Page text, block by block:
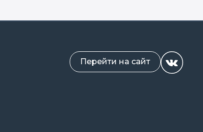
Перейти на сайт